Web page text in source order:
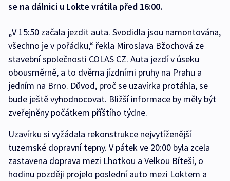
se na dálnici u Lokte vrátila před 16:00.
„V 15:50 začala jezdit auta. Svodidla jsou namontována,
všechno je v pořádku,“ řekla Miroslava Bžochová ze
stavební společnosti COLAS CZ. Auta jezdí v úseku
obousměrně, a to dvěma jízdními pruhy na Prahu a
jedním na Brno. Důvod, proč se uzavírka protáhla, se
bude ještě vyhodnocovat. Bližší informace by měly být
zveřejněny počátkem příštího týdne.
Uzavírku si vyžádala rekonstrukce nejvytíženější
tuzemské dopravní tepny. V pátek ve 20:00 byla zcela
zastavena doprava mezi Lhotkou a Velkou Bíteší, o
hodinu později projelo poslední auto mezi Loktem a